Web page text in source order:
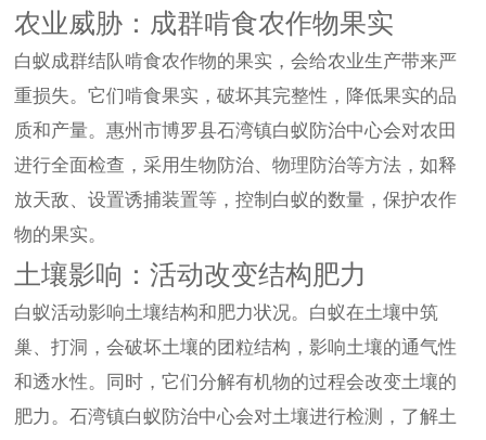
农业威胁：成群啃食农作物果实
白蚁成群结队啃食农作物的果实，会给农业生产带来严
重损失。它们啃食果实，破坏其完整性，降低果实的品
质和产量。惠州市博罗县石湾镇白蚁防治中心会对农田
进行全面检查，采用生物防治、物理防治等方法，如释
放天敌、设置诱捕装置等，控制白蚁的数量，保护农作
物的果实。
土壤影响：活动改变结构肥力
白蚁活动影响土壤结构和肥力状况。白蚁在土壤中筑
巢、打洞，会破坏土壤的团粒结构，影响土壤的通气性
和透水性。同时，它们分解有机物的过程会改变土壤的
肥力。石湾镇白蚁防治中心会对土壤进行检测，了解土